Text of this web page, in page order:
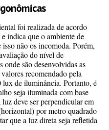
foi realizada de acordo
indica que o ambiente de
não os incomoda. Porém,
do nível de
são desenvolvidas as
recomendado pela
de iluminância. Portanto, é
seja iluminada com base
deve ser perpendicular em
por metro quadrado
que a luz direta seja refletida